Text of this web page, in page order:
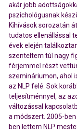
akár jobb
pszichológusnak
Kihívások sorozatán
tudatos ellenállással
évek elején
szenteltem túl nagy
férjemmel részt
szemináriumon, ahol
az NLP felé. Sok
teljesítménnyel, az
változással
a módszert. 2005-
ben lettem NLP